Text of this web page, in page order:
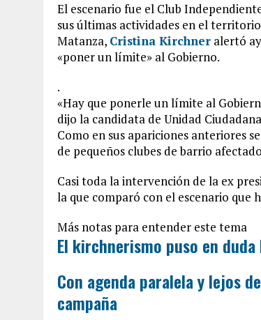
El escenario fue el Club
sus últimas actividades en el
Matanza, Cristina Kirchner alertó
«poner un límite» al Gobierno.
.
«Hay que ponerle un límite al
dijo la candidata de Unidad
Como en sus apariciones anteriores
de pequeños clubes de barrio
Casi toda la intervención de la ex
la que comparó con el escenario que
Más notas para entender este tema
El kirchnerismo puso en
Con agenda paralela y lejos
campaña